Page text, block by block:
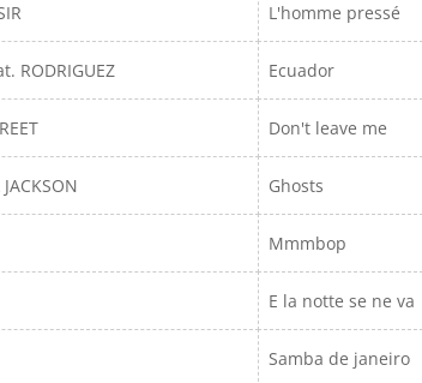
L'homme pressé
RODRIGUEZ Ecuador
Don't leave me
Ghosts
Mmmbop
E la notte se ne va
Samba de janeiro